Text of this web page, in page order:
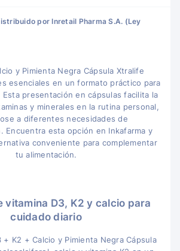
por Inretail Pharma S.A. (Ley
y Pimienta Negra Cápsula Xtralife
esenciales en un formato práctico para
presentación en cápsulas facilita la
y minerales en la rutina personal,
a diferentes necesidades de
Encuentra esta opción en Inkafarma y
conveniente para complementar
tu alimentación.
vitamina D3, K2 y calcio para
cuidado diario
+ K2 + Calcio y Pimienta Negra Cápsula